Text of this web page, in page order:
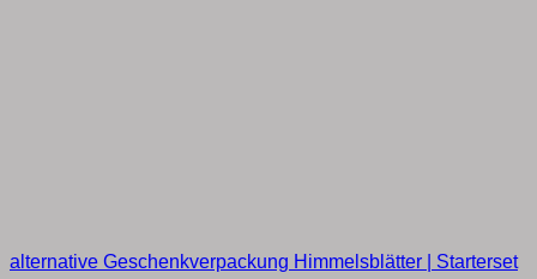
alternative Geschenkverpackung Himmelsblätter | Starterset